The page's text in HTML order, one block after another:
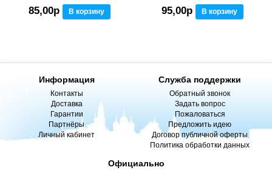
85,00р В корзину 95,00р В корзину
Информация
Контакты
Доставка
Гарантии
Партнёры
Личный кабинет
Служба поддержки
Обратный звонок
Задать вопрос
Пожаловаться
Предложить идею
Договор публичной оферты
Политика обработки данных
Официально